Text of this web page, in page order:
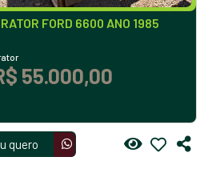
FORD 6600 ANO 1985
55.000,00
quero